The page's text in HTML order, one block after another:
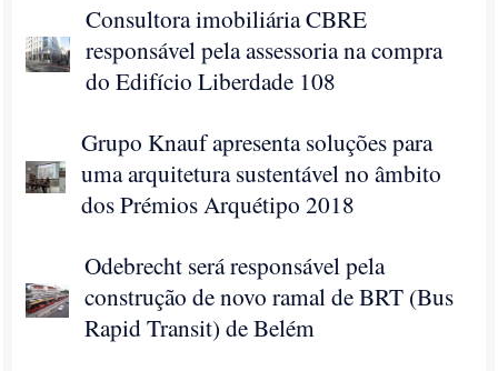
Consultora imobiliária CBRE
responsável pela assessoria na compra
do Edifício Liberdade 108
Grupo Knauf apresenta soluções para
uma arquitetura sustentável no âmbito
dos Prémios Arquétipo 2018
Odebrecht será responsável pela
construção de novo ramal de BRT (Bus
Rapid Transit) de Belém